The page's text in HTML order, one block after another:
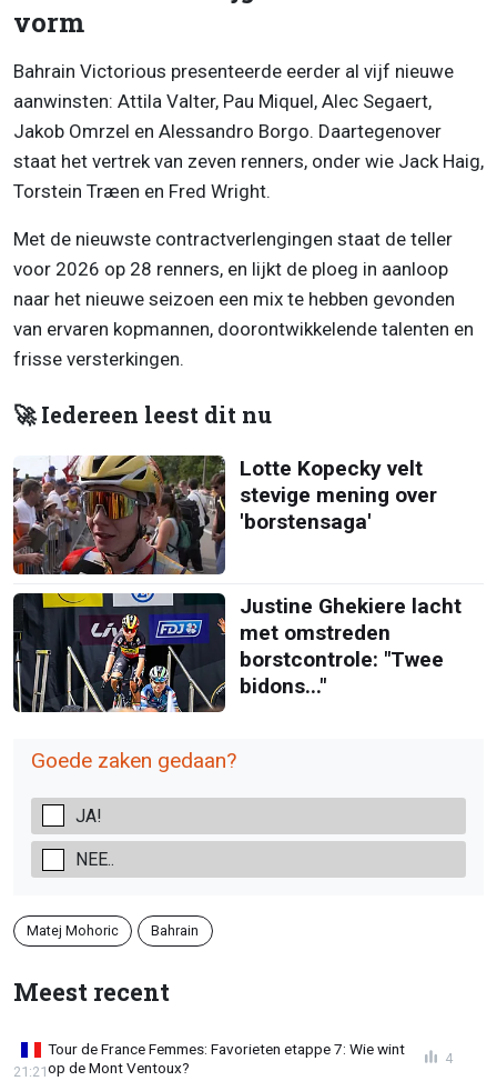
vorm
Bahrain Victorious presenteerde eerder al vijf nieuwe
aanwinsten: Attila Valter, Pau Miquel, Alec Segaert,
Jakob Omrzel en Alessandro Borgo. Daartegenover
staat het vertrek van zeven renners, onder wie Jack Haig,
Torstein Træen en Fred Wright.
Met de nieuwste contractverlengingen staat de teller
voor 2026 op 28 renners, en lijkt de ploeg in aanloop
naar het nieuwe seizoen een mix te hebben gevonden
van ervaren kopmannen, doorontwikkelende talenten en
frisse versterkingen.
🚀 Iedereen leest dit nu
Lotte Kopecky velt
stevige mening over
'borstensaga'
Justine Ghekiere lacht
met omstreden
borstcontrole: "Twee
bidons..."
Goede zaken gedaan?
JA!
NEE..
Matej Mohoric Bahrain
Meest recent
Tour de France Femmes: Favorieten etappe 7: Wie wint
op de Mont Ventoux?
21:21
4